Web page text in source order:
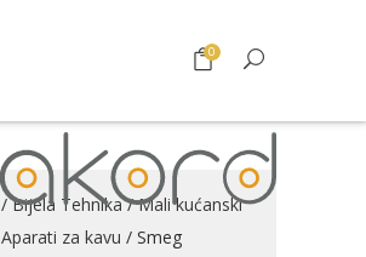
0
/Bijela Tehnika/Mali kućanski
Aparati za kavu / Smeg